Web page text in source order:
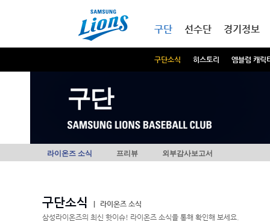
구단
구단소식 히스토리 엠블럼 캐릭
선수단 경기정보
구단
라이온즈 소식 프리뷰 외부감사보고서
구단소식
라이온즈 소식
삼성라이온즈의 최신 핫이슈! 라이온즈 소식을 통해 확인해 보세요.